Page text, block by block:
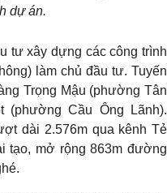
dự án.
tư xây dựng các công trình
làm chủ đầu tư. Tuyến
Trọng Mậu (phường Tân
Cầu Ông Lãnh).
dài 2.576m qua kênh Tẻ
tạo, mở rộng 863m đường